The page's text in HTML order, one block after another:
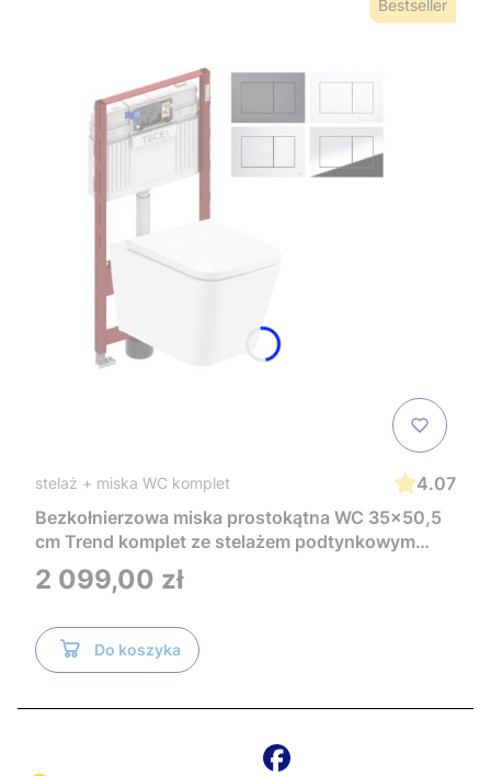
Bestseller
stelaż + miska WC komplet
4.07
Bezkołnierzowa miska prostokątna WC 35x50,5
cm Trend komplet ze stelażem podtynkowym
Tece i czarnym przyciskiem TeceNow
TR2216+Tece
Cena
2 099,00 zł
Do koszyka